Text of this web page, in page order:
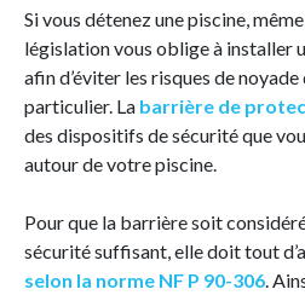
Si vous détenez une piscine,
législation vous oblige à installer
afin d’éviter les risques de
particulier. La barrière de
des dispositifs de sécurité que
autour de votre piscine.
Pour que la barrière soit
sécurité suffisant, elle doit tout
selon la norme NF P 90-306 .